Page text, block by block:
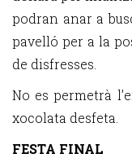
podran anar a
pavelló per a la
de disfresses.
No es permetrà
xocolata desfeta.
FESTA FINAL